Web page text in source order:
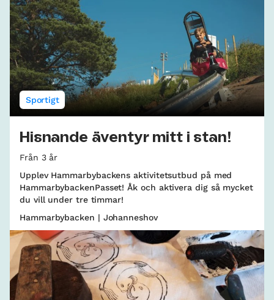
Sportigt
Hisnande äventyr mitt i stan!
Från 3 år
Upplev Hammarbybackens aktivitetsutbud på med
HammarbybackenPasset! Åk och aktivera dig så mycket
du vill under tre timmar!
Hammarbybacken | Johanneshov